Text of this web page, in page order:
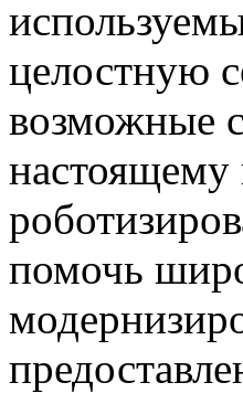
целостную
возможные
помочь